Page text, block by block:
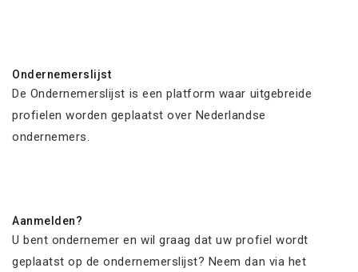
Ondernemerslijst
De Ondernemerslijst is een platform waar uitgebreide
profielen worden geplaatst over Nederlandse
ondernemers.
Aanmelden?
U bent ondernemer en wil graag dat uw profiel wordt
geplaatst op de ondernemerslijst? Neem dan via het